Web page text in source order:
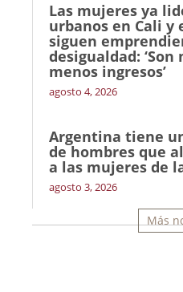
Las mujeres ya
urbanos en Cali y
siguen
desigualdad:
menos ingresos’
agosto 4, 2026
Argentina tiene
de hombres que
a las mujeres de
agosto 3, 2026
Más